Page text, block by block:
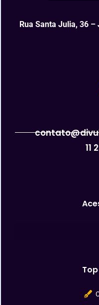
Rua Santa Julia, 36
11